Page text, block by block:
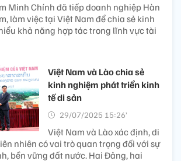
Minh Chính đã tiếp doanh nghiệp Hàn
làm việc tại Việt Nam để chia sẻ kinh
khả năng hợp tác trong lĩnh vực tài
Việt Nam và Lào chia sẻ
kinh nghiệm phát triển kinh
tế di sản
29/07/2025 15:26’
Việt Nam và Lào xác định, di
nhiên có vai trò quan trọng đối với sự
bền vững đất nước. Hai Đảng, hai